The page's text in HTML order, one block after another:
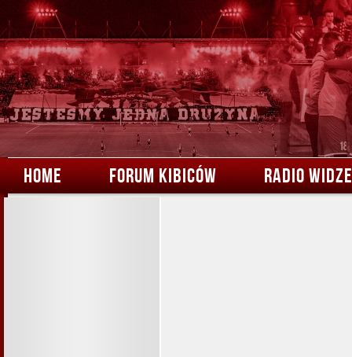
HOME FORUM KIBICÓW RADIO